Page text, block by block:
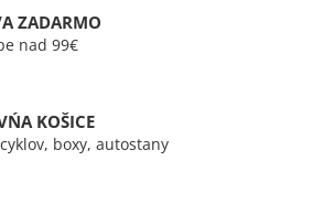
ZADARMO
nad 99€
KOŠICE
boxy, autostany